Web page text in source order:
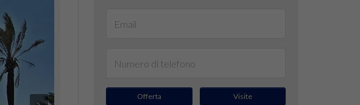
Offerta Visite